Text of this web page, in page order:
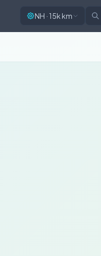
NH · 15k km